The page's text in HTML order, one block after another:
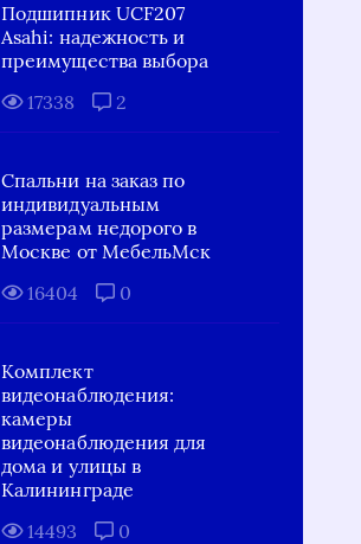
Подшипник UCF207
Asahi: надежность и
преимущества выбора
17338
2
Спальни на заказ по
индивидуальным
размерам недорого в
Москве от МебельМск
16404
0
Комплект
видеонаблюдения:
камеры
видеонаблюдения для
дома и улицы в
Калининграде
14493
0